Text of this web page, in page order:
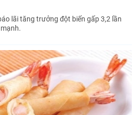
lãi tăng trưởng đột biến gấp 3,2 lần